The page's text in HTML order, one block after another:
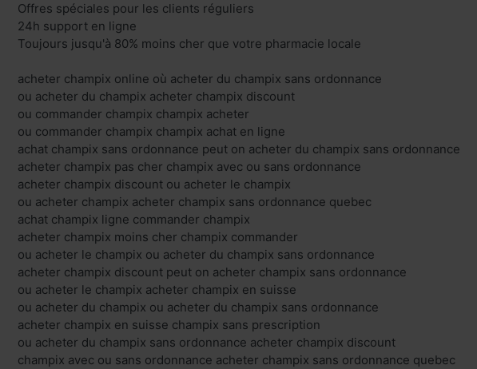
Offres spéciales pour les clients réguliers
24h support en ligne
Toujours jusqu'à 80% moins cher que votre pharmacie locale
acheter champix online où acheter du champix sans ordonnance
ou acheter du champix acheter champix discount
ou commander champix champix acheter
ou commander champix champix achat en ligne
achat champix sans ordonnance peut on acheter du champix sans ordonnance
acheter champix pas cher champix avec ou sans ordonnance
acheter champix discount ou acheter le champix
ou acheter champix acheter champix sans ordonnance quebec
achat champix ligne commander champix
acheter champix moins cher champix commander
ou acheter le champix ou acheter du champix sans ordonnance
acheter champix discount peut on acheter champix sans ordonnance
ou acheter le champix acheter champix en suisse
ou acheter du champix ou acheter du champix sans ordonnance
acheter champix en suisse champix sans prescription
ou acheter du champix sans ordonnance acheter champix discount
champix avec ou sans ordonnance acheter champix sans ordonnance quebec